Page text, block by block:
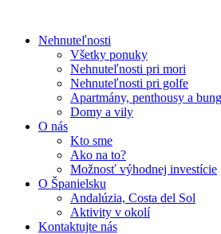
Nehnuteľnosti
Všetky ponuky
Nehnuteľnosti pri mori
Nehnuteľnosti pri golfe
Apartmány, penthousy a
Domy a vily
O nás
Kto sme
Ako na to?
Možnosť výhodnej investície
O Španielsku
Andalúzia, Costa del Sol
Aktivity v okolí
Kontaktujte nás